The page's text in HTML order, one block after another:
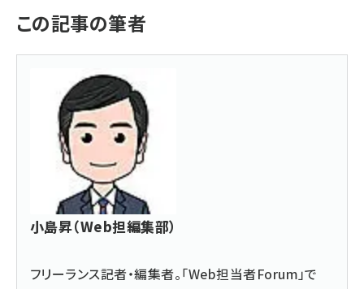
この記事の筆者
小島昇（Web担編集部）
フリーランス記者・編集者。「Web担当者Forum」で